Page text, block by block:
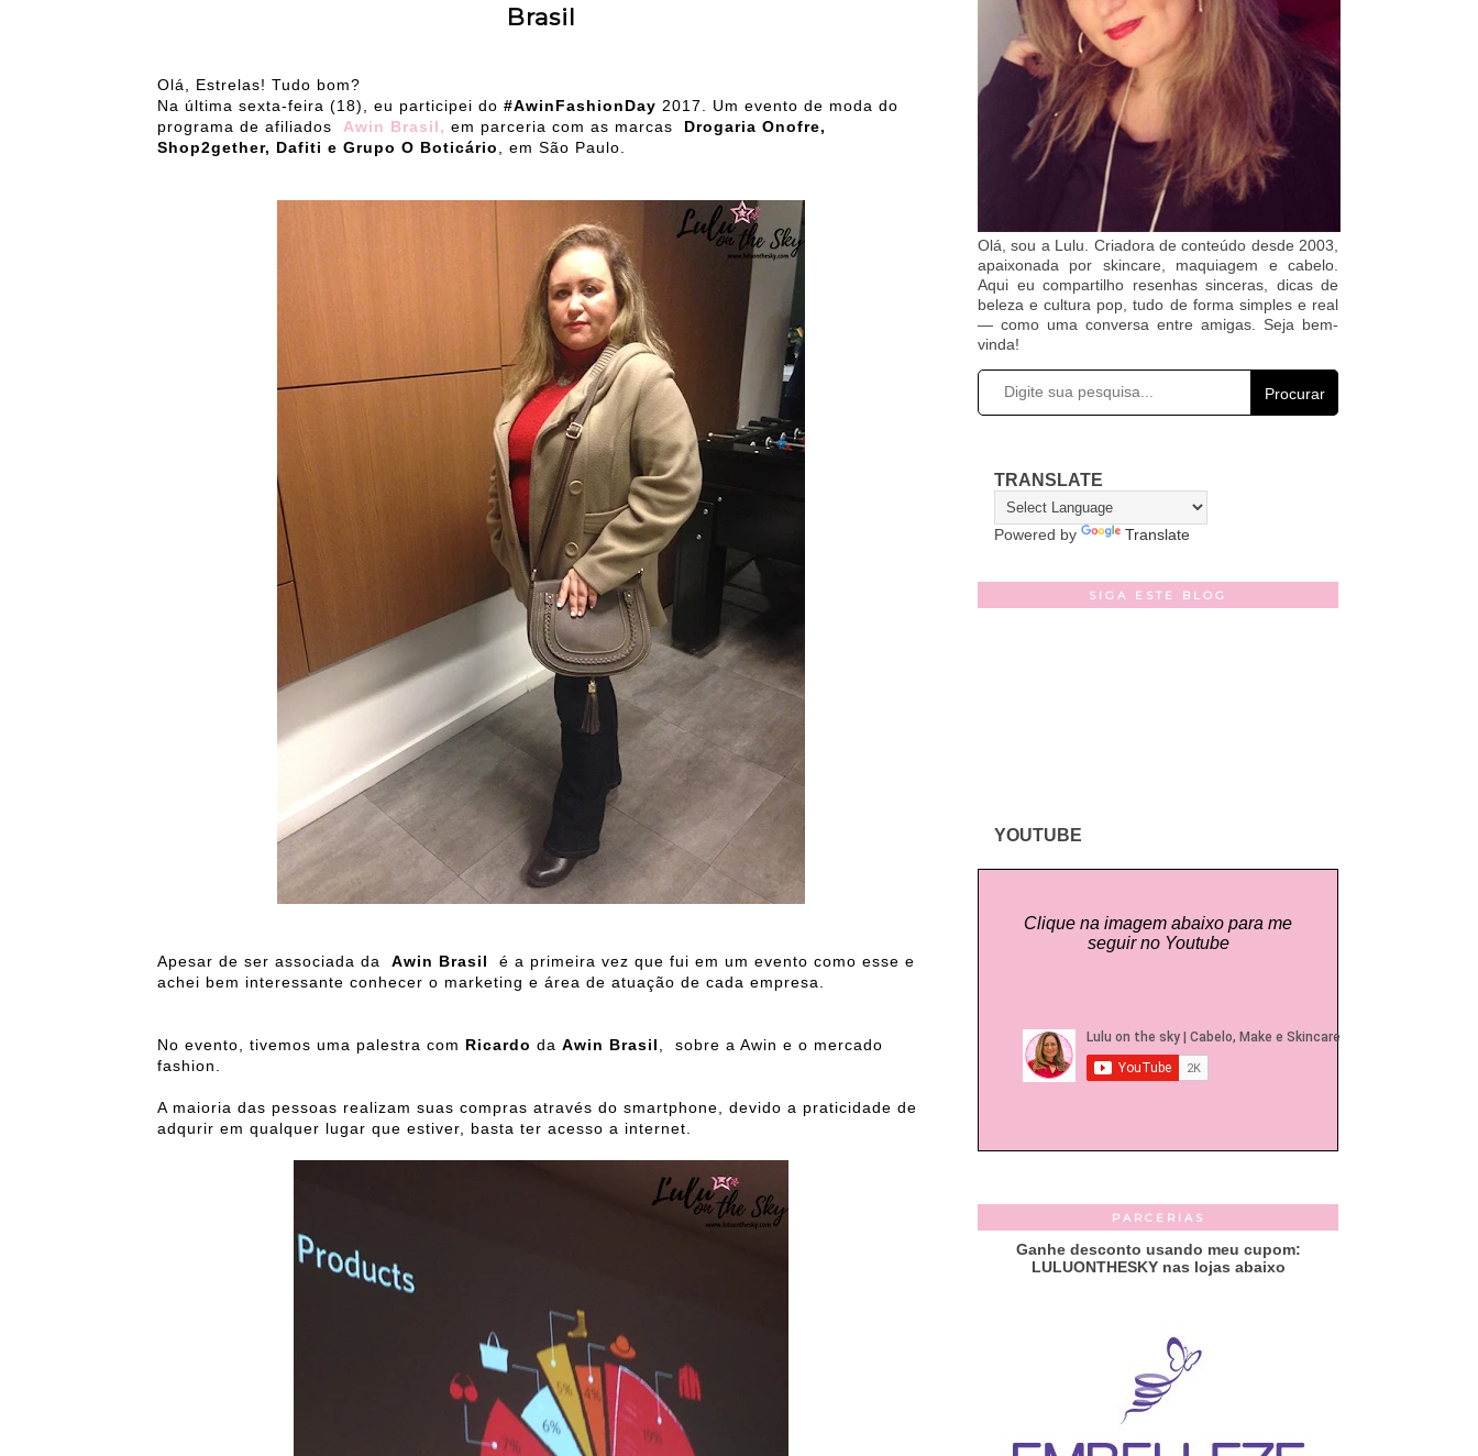
Brasil
Olá, Estrelas! Tudo bom?
Na última sexta-feira (18), eu participei do #AwinFashionDay 2017. Um evento de moda do
programa de afiliados
Awin Brasil, em parceria com as marcas
Drogaria Onofre,
Shop2gether, Dafiti e Grupo O Boticário
, em São Paulo.
Apesar de ser associada da Awin Brasil
é a primeira vez que fui em um evento como esse e
achei bem interessante conhecer o marketing e área de atuação de cada empresa.
No evento, tivemos uma palestra com Ricardo da Awin Brasil
, sobre a Awin e o mercado
fashion.
A maioria das pessoas realizam suas compras através do smartphone, devido a praticidade de
adqurir em qualquer lugar que estiver, basta ter acesso a internet.
Olá, sou a Lulu. Criadora de conteúdo desde 2003,
apaixonada por skincare, maquiagem e cabelo.
Aqui eu compartilho resenhas sinceras, dicas de
beleza e cultura pop, tudo de forma simples e real
— como uma conversa entre amigas. Seja bem-
vinda!
Procurar
TRANSLATE
Powered by Translate
SIGA ESTE BLOG
YOUTUBE
Clique na imagem abaixo para me
seguir no Youtube
PARCERIAS
Ganhe desconto usando meu cupom:
LULUONTHESKY nas lojas abaixo